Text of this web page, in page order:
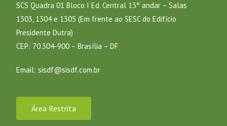
SCS Quadra 01 Bloco I Ed. Central 13º andar – Salas
1303, 1304 e 1305 (Em frente ao SESC do Edifício
Presidente Dutra)
CEP: 70.304-900 – Brasília – DF
Email: sisdf@sisdf.com.br
Área Restrita